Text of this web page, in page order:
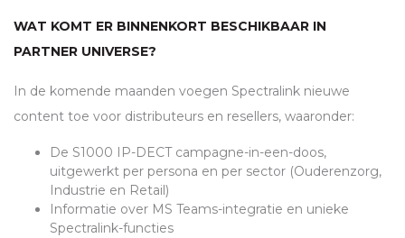
WAT KOMT ER BINNENKORT BESCHIKBAAR IN
PARTNER UNIVERSE?
In de komende maanden voegen Spectralink nieuwe
content toe voor distributeurs en resellers, waaronder:
De S1000 IP-DECTcampagne-in-een-doos,
uitgewerkt per persona en per sector (Ouderenzorg,
Industrie en Retail)
Informatie over MS Teams-integratie en unieke
Spectralink-functies